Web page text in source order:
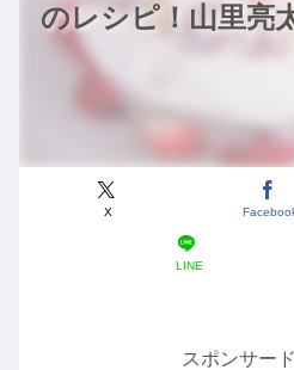
のレシピ！山里亮
X
LINE
スポンサー